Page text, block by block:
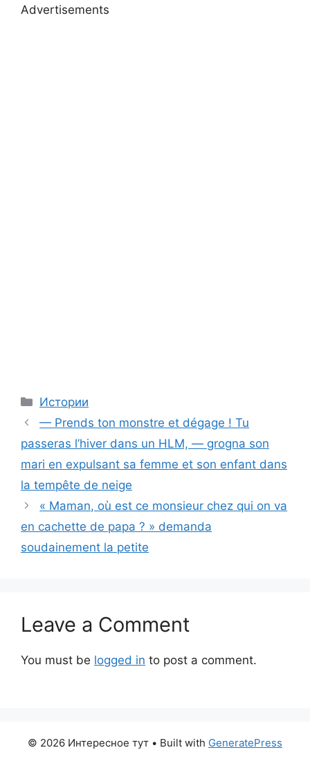
Advertisements
Categories
Истории
— Prends ton monstre et dégage ! Tu
passeras l’hiver dans un HLM, — grogna son
mari en expulsant sa femme et son enfant dans
la tempête de neige
« Maman, où est ce monsieur chez qui on va
en cachette de papa ? » demanda
soudainement la petite
Leave a Comment
You must be logged in to post a comment.
© 2026 Интересное тут • Built with GeneratePress